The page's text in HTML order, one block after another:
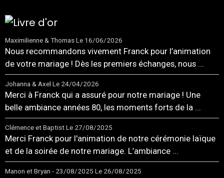
Maximilienne & ThomasLe 16/06/2026
Nous recommandons vivement Franck pour l’animation
de votre mariage ! Dès les premiers échanges, nous ...
Johanna & Axel Le 24/04/2026
Merci à Franck qui a assuré pour notre mariage ! Une
belle ambiance années 80, les moments forts de la ...
Clémence et BaptistLe 27/08/2025
Merci Franck pour l'animation de notre cérémonie laïque
et de la soirée de notre mariage. L’ambiance ...
Manon et Bryan - 23/08/2025 Le 26/08/2025